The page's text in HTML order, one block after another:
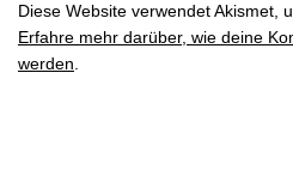
Diese Website verwendet Akismet,
Erfahre mehr darüber, wie deine
werden.